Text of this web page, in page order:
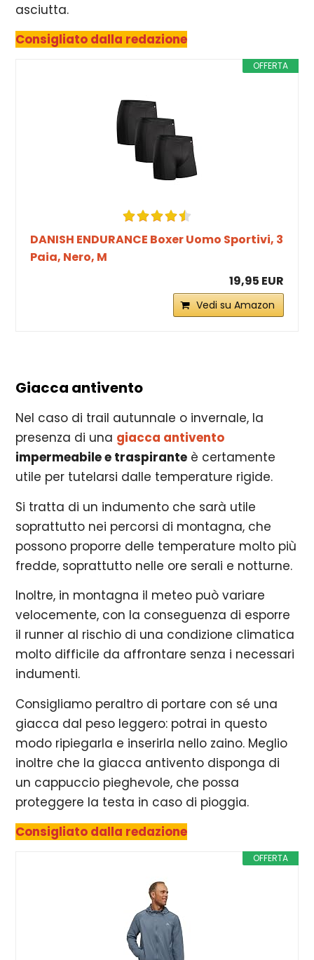
asciutta.
Consigliato dalla redazione
OFFERTA
DANISH ENDURANCE Boxer Uomo Sportivi, 3
Paia, Nero, M
19,95 EUR
Vedi su Amazon
Giacca antivento
Nel caso di trail autunnale o invernale, la
presenza di una giacca antivento
impermeabile e traspirante è certamente
utile per tutelarsi dalle temperature rigide.
Si tratta di un indumento che sarà utile
soprattutto nei percorsi di montagna, che
possono proporre delle temperature molto più
fredde, soprattutto nelle ore serali e notturne.
Inoltre, in montagna il meteo può variare
velocemente, con la conseguenza di esporre
il runner al rischio di una condizione climatica
molto difficile da affrontare senza i necessari
indumenti.
Consigliamo peraltro di portare con sé una
giacca dal peso leggero: potrai in questo
modo ripiegarla e inserirla nello zaino. Meglio
inoltre che la giacca antivento disponga di
un cappuccio pieghevole, che possa
proteggere la testa in caso di pioggia.
Consigliato dalla redazione
OFFERTA